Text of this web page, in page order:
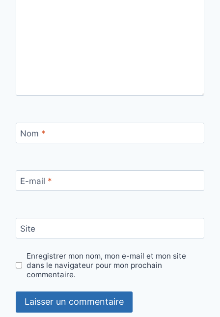
Nom *
E-mail *
Site
Enregistrer mon nom, mon e-mail et mon site
dans le navigateur pour mon prochain
commentaire.